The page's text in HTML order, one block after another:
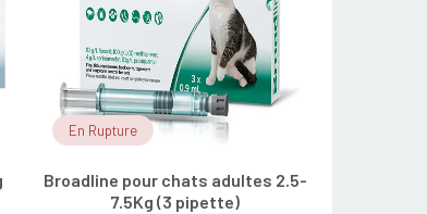
En Rupture
Broadline pour chats adultes 2.5-
7.5Kg (3 pipette)